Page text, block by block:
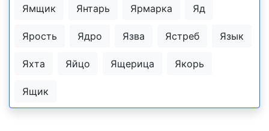
Ямщик Янтарь Ярмарка Яд
Ярость Ядро Язва Ястреб Язык
Яхта Яйцо Ящерица Якорь
Ящик